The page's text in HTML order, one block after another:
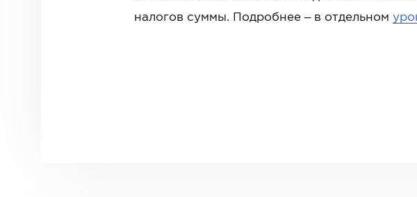
налогов суммы. Подробнее – в отдельном